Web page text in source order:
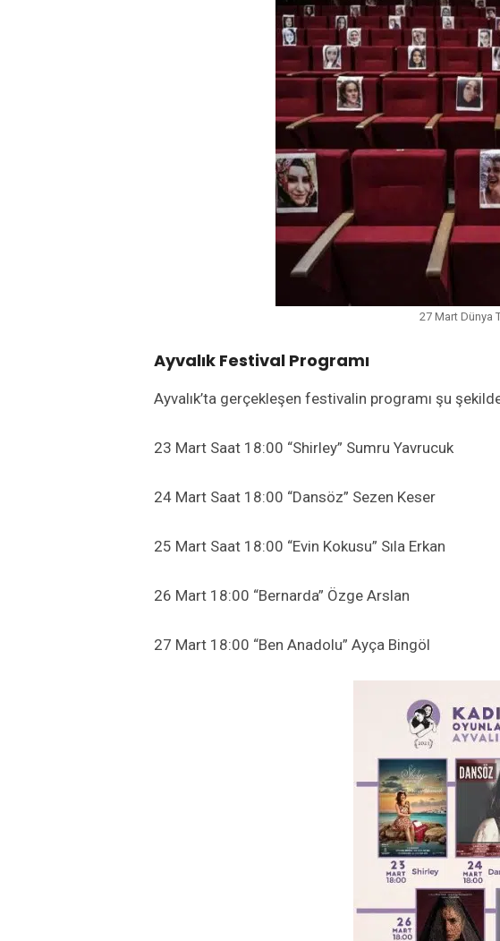
27 Mart Dünya
Ayvalık Festival Programı
Ayvalık’ta gerçekleşen festivalin programı şu
23 Mart Saat 18:00 “Shirley” Sumru Yavrucuk
24 Mart Saat 18:00 “Dansöz” Sezen Keser
25 Mart Saat 18:00 “Evin Kokusu” Sıla Erkan
26 Mart 18:00 “Bernarda” Özge Arslan
27 Mart 18:00 “Ben Anadolu” Ayça Bingöl